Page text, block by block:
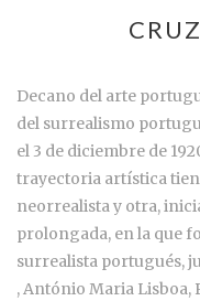
Decano del arte
del surrealismo
el 3 de diciembre de
trayectoria artística
neorrealista y otra,
prolongada, en la que
surrealista portugués,
, António Maria Lisboa,